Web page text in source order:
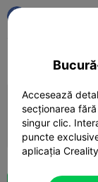
Print Settings 

Accesează
secționarea
singur clic.
puncte
aplicația